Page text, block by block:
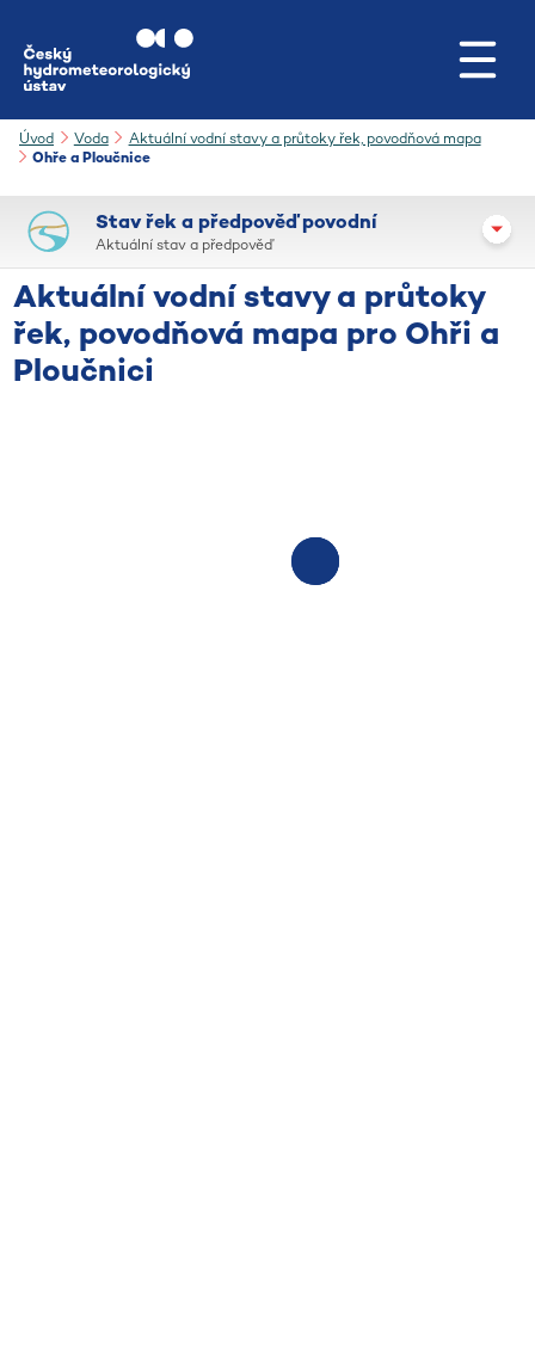
Úvod Voda
Aktuální vodní stavy a průtoky řek, povodňová mapa
Ohře a Ploučnice
Stav řek a předpověď povodní
Aktuální stav a předpověď
Aktuální vodní stavy a průtoky
řek, povodňová mapa pro Ohři a
Ploučnici